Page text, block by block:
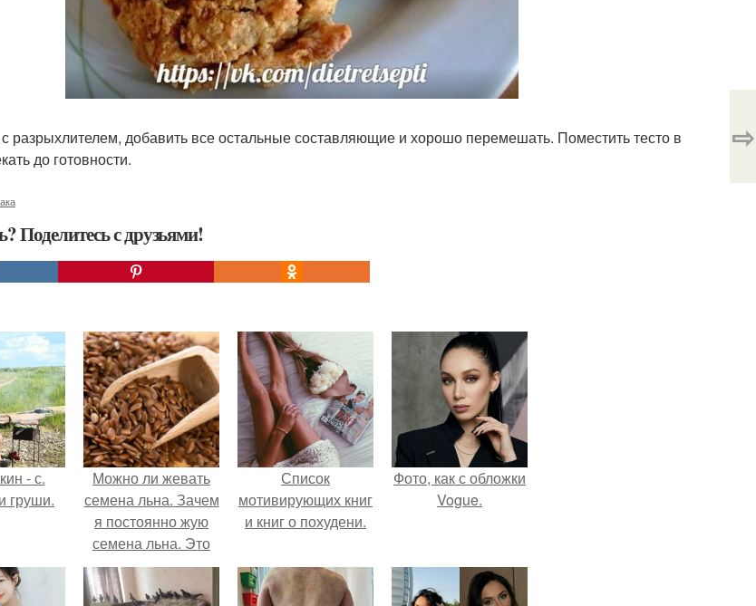
с разрыхлителем, добавить все остальные составляющие и хорошо перемешать. Поместить тесто в
до готовности.
Поделитесь с друзьями!
⇨
- с.
груши.
Можно ли жевать
семена льна. Зачем
я постоянно жую
семена льна. Это
должен знать
каждый, особенно
Список
мотивирующих книг
и книг о похудени.
Фото, как с обложки
Vogue.